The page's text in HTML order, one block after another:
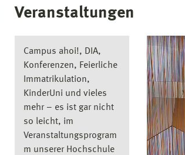
Veranstaltungen
Campus ahoi!, DIA,
Konferenzen, Feierliche
Immatrikulation,
KinderUni und vieles
mehr – es ist gar nicht
so leicht, im
Veranstaltungsprogram
m unserer Hochschule